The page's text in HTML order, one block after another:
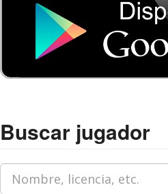
Buscar jugador